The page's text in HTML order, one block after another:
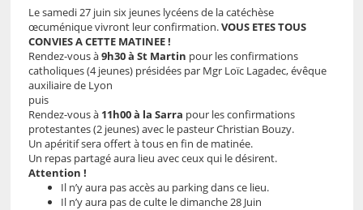
Le samedi 27 juin six jeunes lycéens de la catéchèse
œcuménique vivront leur confirmation.VOUS ETES TOUS
CONVIES A CETTE MATINEE !
Rendez-vous à9h30 à St Martin pour les confirmations
catholiques (4 jeunes) présidées par Mgr Loïc Lagadec, évêque
auxiliaire de Lyon
puis
Rendez-vous à 11h00 à la Sarra pour les confirmations
protestantes (2 jeunes) avec le pasteur Christian Bouzy.
Un apéritif sera offert à tous en fin de matinée.
Un repas partagé aura lieu avec ceux qui le désirent.
Attention !
Il n’y aura pas accès au parking dans ce lieu.
Il n’y aura pas de culte le dimanche 28 Juin